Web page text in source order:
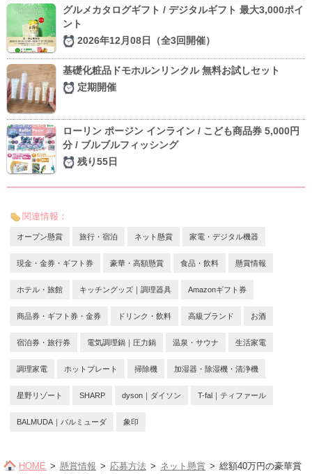
グルメカタログギフト / デジタルギフト 最大3,000ポイ
ント
2026年12月08日（全3回開催）
基礎化粧品ドモホルンリンクル 無料お試しセット
定期開催
ローリン ポージン インライン / こども商品券 5,000円
分 / ブルブルフィッシング
残り55日
関連情報：
オープン懸賞 旅行・宿泊 ネット懸賞 家電・デジタル機器
現金・金券・ギフト券 豪華・高額懸賞 食品・飲料 懸賞情報
ホテル・旅館 キッチングッズ｜調理器具 Amazonギフト券
商品券・ギフト券・金券 ドリンク・飲料 高級ブランド お酒
宿泊券・旅行券 電気調理鍋｜圧力鍋 温泉・サウナ 生活家電
調理家電 ホットプレート 掃除機 加湿器・除湿機・清浄機
星野リゾート SHARP dyson｜ダイソン T-fal｜ティファール
BALMUDA｜バルミューダ 象印
HOME 懸賞情報 応募方法 ネット懸賞
総額40万円の豪華賞